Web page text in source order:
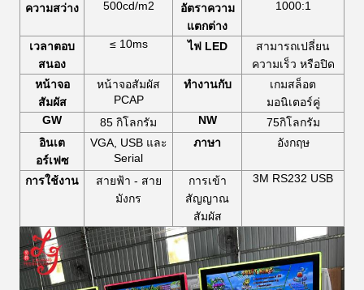
ความสว่าง 500cd/m2
อัตราความ
แตกต่าง
1000:1
เวลาตอบ
สนอง
≤ 10ms ไฟ LED
สามารถเปลี่ยน
ความเร็ว หรือปิด
หน้าจอ
สัมผัส
หน้าจอสัมผัส
PCAP
ทํางานกับ
เกมสล็อต
มอนิเตอร์คู่
GW 85 กิโลกรัม NW
75กิโลกรัม
อินเต
อร์เฟซ
VGA, USB และ
Serial
ภาษา อังกฤษ
การใช้งาน
สายฟ้า - สาย
มังกร
การเข้า
สัญญาณ
สัมผัส
3M RS232 USB